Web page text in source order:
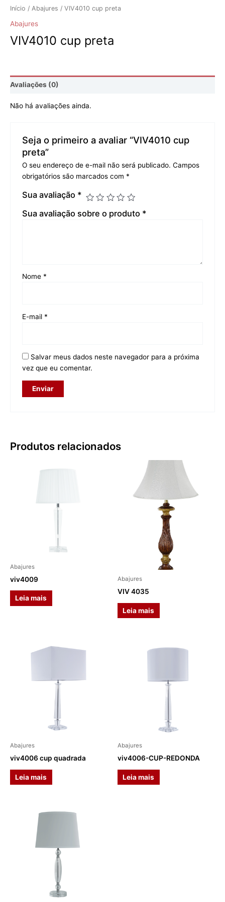
Início / Abajures / VIV4010 cup preta
Abajures
VIV4010 cup preta
Avaliações (0)
Não há avaliações ainda.
Seja o primeiro a avaliar “VIV4010 cup
preta”
O seu endereço de e-mail não será publicado. Campos
obrigatórios são marcados com *
Sua avaliação *
Sua avaliação sobre o produto *
Nome *
E-mail *
Salvar meus dados neste navegador para a próxima
vez que eu comentar.
Produtos relacionados
Abajures
viv4009
Leia mais
Abajures
VIV 4035
Leia mais
Abajures
viv4006 cup quadrada
Leia mais
Abajures
viv4006-CUP-REDONDA
Leia mais